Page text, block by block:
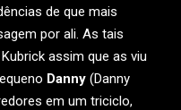
de que mais
por ali. As tais
assim que as viu
Danny (Danny
em um triciclo,